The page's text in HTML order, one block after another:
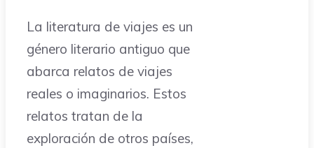
La literatura de viajes es un
género literario antiguo que
abarca relatos de viajes
reales o imaginarios. Estos
relatos tratan de la
exploración de otros países,